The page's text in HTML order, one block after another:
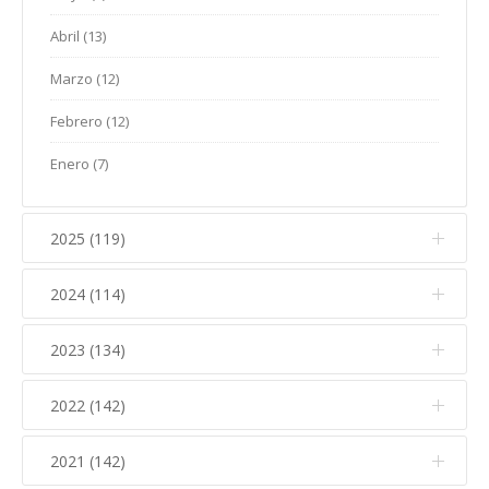
Abril (13)
Marzo (12)
Febrero (12)
Enero (7)
2025 (119)
Diciembre (12)
Noviembre (17)
Octubre (15)
Septiembre (5)
Agosto (5)
2024 (114)
Diciembre (10)
Noviembre (14)
Octubre (16)
2023 (134)
Diciembre (11)
Noviembre (12)
2022 (142)
Diciembre (15)
2021 (142)